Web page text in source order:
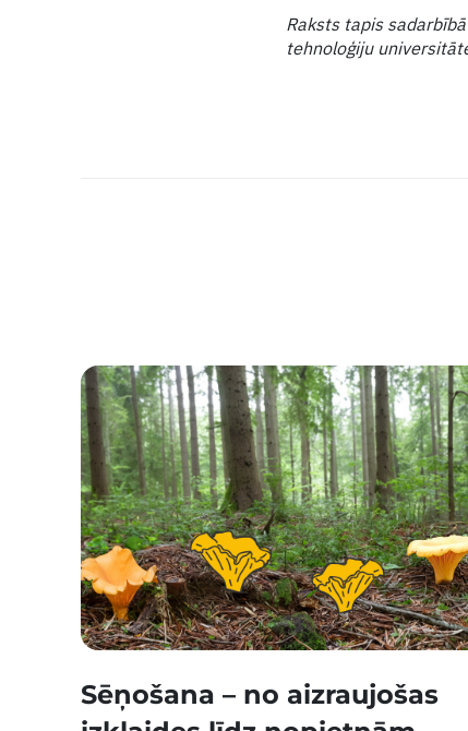
Raksts tapis
tehnoloģiju
Sēņošana – no aizraujošas